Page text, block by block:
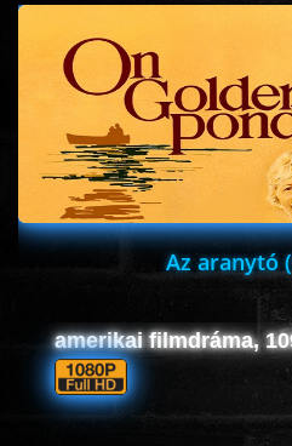
Az aranytó
amerikai filmdráma,